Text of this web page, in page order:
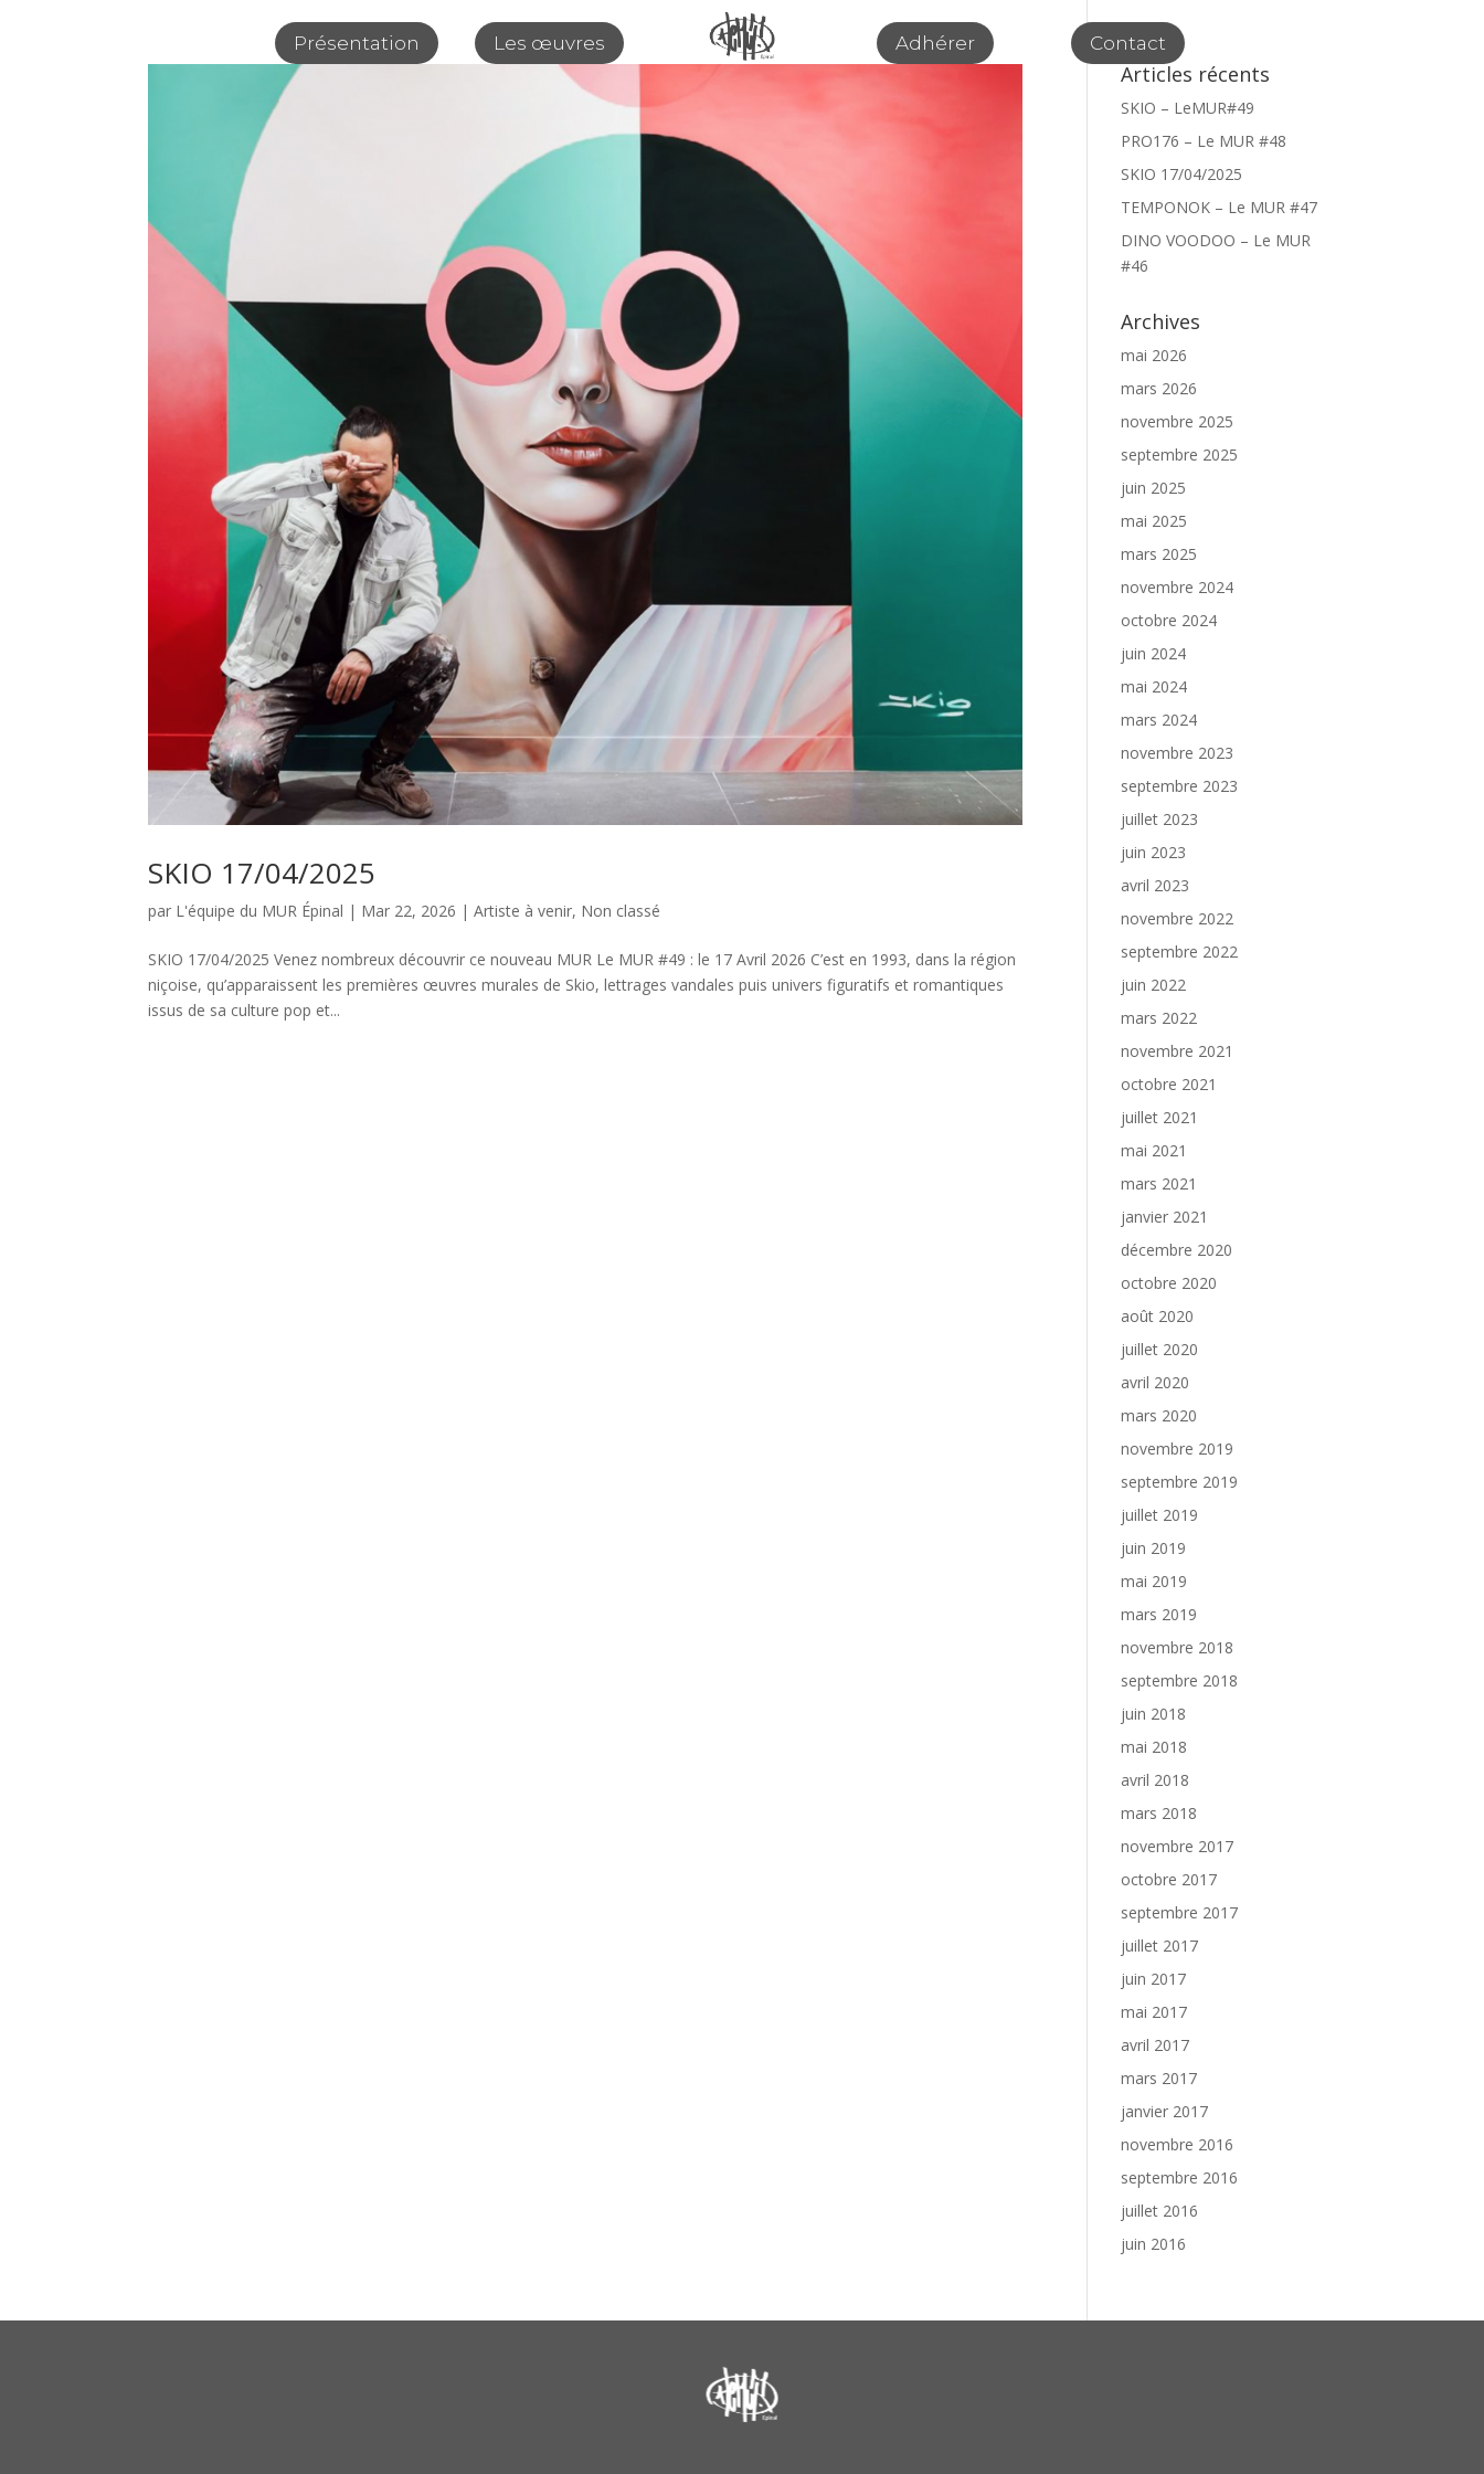
Présentation Les œuvres Adhérer Contact
SKIO 17/04/2025
par L'équipe du MUR Épinal | Mar 22, 2026 |Artiste à venir, Non classé
SKIO 17/04/2025 Venez nombreux découvrir ce nouveau MUR Le MUR #49 : le 17 Avril 2026 C’est en 1993, dans la région
niçoise, qu’apparaissent les premières œuvres murales de Skio​, lettrages vandales puis univers figuratifs et romantiques
issus de sa culture pop et...
Articles récents
SKIO – LeMUR#49
PRO176 – Le MUR #48
SKIO 17/04/2025
TEMPONOK – Le MUR #47
DINO VOODOO – Le MUR
#46
Archives
mai 2026
mars 2026
novembre 2025
septembre 2025
juin 2025
mai 2025
mars 2025
novembre 2024
octobre 2024
juin 2024
mai 2024
mars 2024
novembre 2023
septembre 2023
juillet 2023
juin 2023
avril 2023
novembre 2022
septembre 2022
juin 2022
mars 2022
novembre 2021
octobre 2021
juillet 2021
mai 2021
mars 2021
janvier 2021
décembre 2020
octobre 2020
août 2020
juillet 2020
avril 2020
mars 2020
novembre 2019
septembre 2019
juillet 2019
juin 2019
mai 2019
mars 2019
novembre 2018
septembre 2018
juin 2018
mai 2018
avril 2018
mars 2018
novembre 2017
octobre 2017
septembre 2017
juillet 2017
juin 2017
mai 2017
avril 2017
mars 2017
janvier 2017
novembre 2016
septembre 2016
juillet 2016
juin 2016